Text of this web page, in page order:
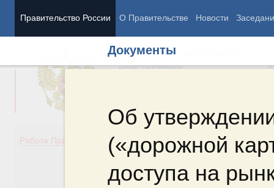
Правительство России О Правительстве Новости
Документы
Об
(«дорожной
доступа на
Председатель Правительства
Вице-премьеры
Работа Правительства
Демография
Здоровье
Культура